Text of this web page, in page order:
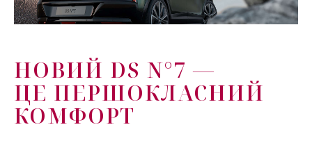
НОВИЙ DS N°7 —
ЦЕ ПЕРШОКЛАСНИЙ
КОМФОРТ